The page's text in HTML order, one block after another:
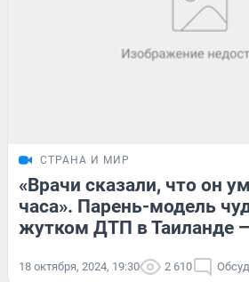
СТРАНА И МИР
«Врачи сказали, что он
часа». Парень-модель
жутком ДТП в Таиланде
18 октября, 2024, 19:30 2 610